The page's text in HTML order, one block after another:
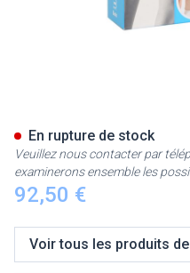
92,50 €
En rupture de stock
Veuillez nous contacter par
examinerons ensemble les
Voir tous les produits